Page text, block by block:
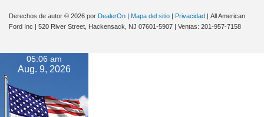
Derechos de autor © 2026 por DealerOn | Mapa del sitio | Privacidad | All American
Ford Inc | 520 River Street, Hackensack, NJ 07601-5907 | Ventas: 201-957-7158
05:06 am
Aug. 9, 2026